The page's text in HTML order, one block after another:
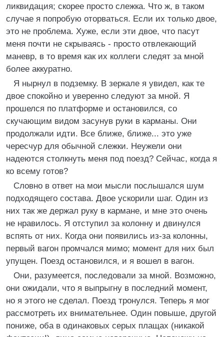
ликвидация; скорее просто слежка. Что ж, в таком
случае я попробую оторваться. Если их только двое,
это не проблема. Хуже, если эти двое, что пасут
меня почти не скрываясь - просто отвлекающий
маневр, в то время как их коллеги следят за мной
более аккуратно.
Я нырнул в подземку. В зеркале я увидел, как те
двое спокойно и уверенно следуют за мной. Я
прошелся по платформе и остановился, со
скучающим видом засунув руки в карманы. Они
продолжали идти. Все ближе, ближе... это уже
чересчур для обычной слежки. Неужели они
надеются столкнуть меня под поезд? Сейчас, когда я
ко всему готов?
Словно в ответ на мои мысли послышался шум
подходящего состава. Двое ускорили шаг. Один из
них так же держал руку в кармане, и мне это очень
не нравилось. Я отступил за колонну и двинулся
вспять от них. Когда они появились из-за колонны,
первый вагон промчался мимо; момент для них был
упущен. Поезд остановился, и я вошел в вагон.
Они, разумеется, последовали за мной. Возможно,
они ожидали, что я выпрыгну в последний момент,
но я этого не сделал. Поезд тронулся. Теперь я мог
рассмотреть их внимательнее. Один повыше, другой
пониже, оба в одинаковых серых плащах (никакой